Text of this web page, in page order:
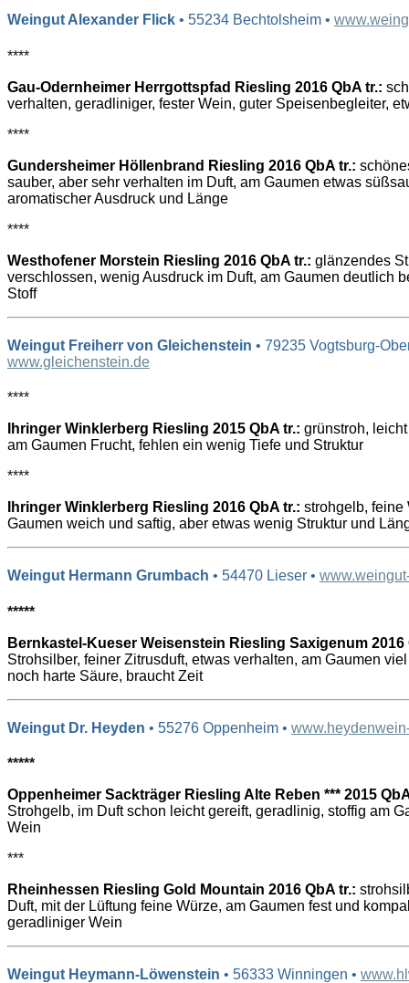
Weingut Alexander Flick • 55234 Bechtolsheim •
****
Gau-Odernheimer Herrgottspfad Riesling 2016 QbA tr.:
verhalten, geradliniger, fester Wein, guter Speisenbegleiter,
****
Gundersheimer Höllenbrand Riesling 2016 QbA tr.:
sauber, aber sehr verhalten im Duft, am Gaumen etwas
aromatischer Ausdruck und Länge
****
Westhofener Morstein Riesling 2016 QbA tr.: glänzendes
verschlossen, wenig Ausdruck im Duft, am Gaumen deutlich
Stoff
Weingut Freiherr von Gleichenstein • 79235 Vogtsburg-
www.gleichenstein.de
****
Ihringer Winklerberg Riesling 2015 QbA tr.: grünstroh,
am Gaumen Frucht, fehlen ein wenig Tiefe und Struktur
****
Ihringer Winklerberg Riesling 2016 QbA tr.: strohgelb, feine
Gaumen weich und saftig, aber etwas wenig Struktur und
Weingut Hermann Grumbach • 54470 Lieser •
*****
Bernkastel-Kueser Weisenstein Riesling Saxigenum 2016
Strohsilber, feiner Zitrusduft, etwas verhalten, am Gaumen
noch harte Säure, braucht Zeit
Weingut Dr. Heyden • 55276 Oppenheim •
*****
Oppenheimer Sackträger Riesling Alte Reben *** 2015
Strohgelb, im Duft schon leicht gereift, geradlinig, stoffig am
Wein
***
Rheinhessen Riesling Gold Mountain 2016 QbA tr.:
Duft, mit der Lüftung feine Würze, am Gaumen fest und
geradliniger Wein
Weingut Heymann-Löwenstein • 56333 Winningen •